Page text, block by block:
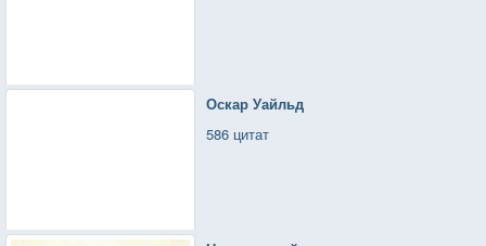
Оскар Уайльд
586 цитат